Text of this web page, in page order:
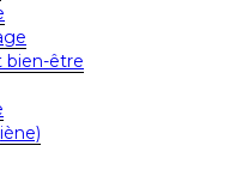
bien-être